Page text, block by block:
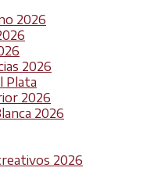
2026
2026
Plata
2026
2026
2026